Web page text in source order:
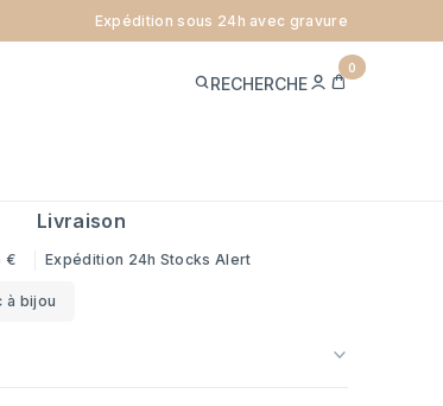
Expédition sous 24h avec gravure
RECHERCHE
MEPANIER
0
- OR JAUNE 18
Livraison
€ Expédition 24h Stocks Alert
à bijou